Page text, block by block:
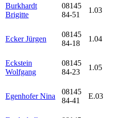
Burkhardt
Brigitte
08145
84-51
1.03
Ecker Jürgen
08145
84-18
1.04
Eckstein
Wolfgang
08145
84-23
1.05
Egenhofer Nina
08145
84-41
E.03